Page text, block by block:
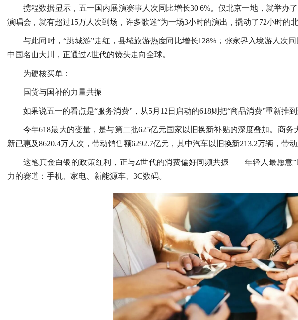
携程数据显示，五一国内展演赛事人次同比增长30.6%。仅北京一地，就举办
演唱会，就有超过15万人次到场，许多歌迷“为一场3小时的演出，撬动了72小时的北
与此同时，“跳城游”走红，县域旅游热度同比增长128%；张家界入境游人次
中国名山大川，正通过Z世代的镜头走向全球。
为硬核买单：
国货与国补的力量共振
如果说五一的看点是“服务消费”，从5月12日启动的618则把“商品消费”重新推到
今年618最大的变量，是与第二批625亿元国家以旧换新补贴的深度叠加。商务
新已惠及8620.4万人次，带动销售额6292.7亿元，其中汽车以旧换新213.2万辆，带动
这笔真金白银的政策红利，正与Z世代的消费偏好同频共振——年轻人最愿意
力的赛道：手机、家电、新能源车、3C数码。